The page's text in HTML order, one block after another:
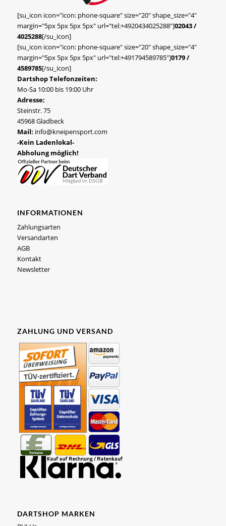
[su_icon icon="icon: phone-square" size="20" shape_size="4"
margin="5px 5px 5px 5px" url="tel:+4920434025288"]02043 /
4025288[/su_icon]
[su_icon icon="icon: phone-square" size="20" shape_size="4"
margin="5px 5px 5px 5px" url="tel:+491794589785"]0179 /
4589785[/su_icon]
Dartshop Telefonzeiten:
Mo-Sa 10:00 bis 19:00 Uhr
Adresse:
Steinstr. 75
45968 Gladbeck
Mail: info@kneipensport.com
-Kein Ladenlokal-
Abholung möglich!
INFORMATIONEN
Zahlungsarten
Versandarten
AGB
Kontakt
Newsletter
ZAHLUNG UND VERSAND
DARTSHOP MARKEN